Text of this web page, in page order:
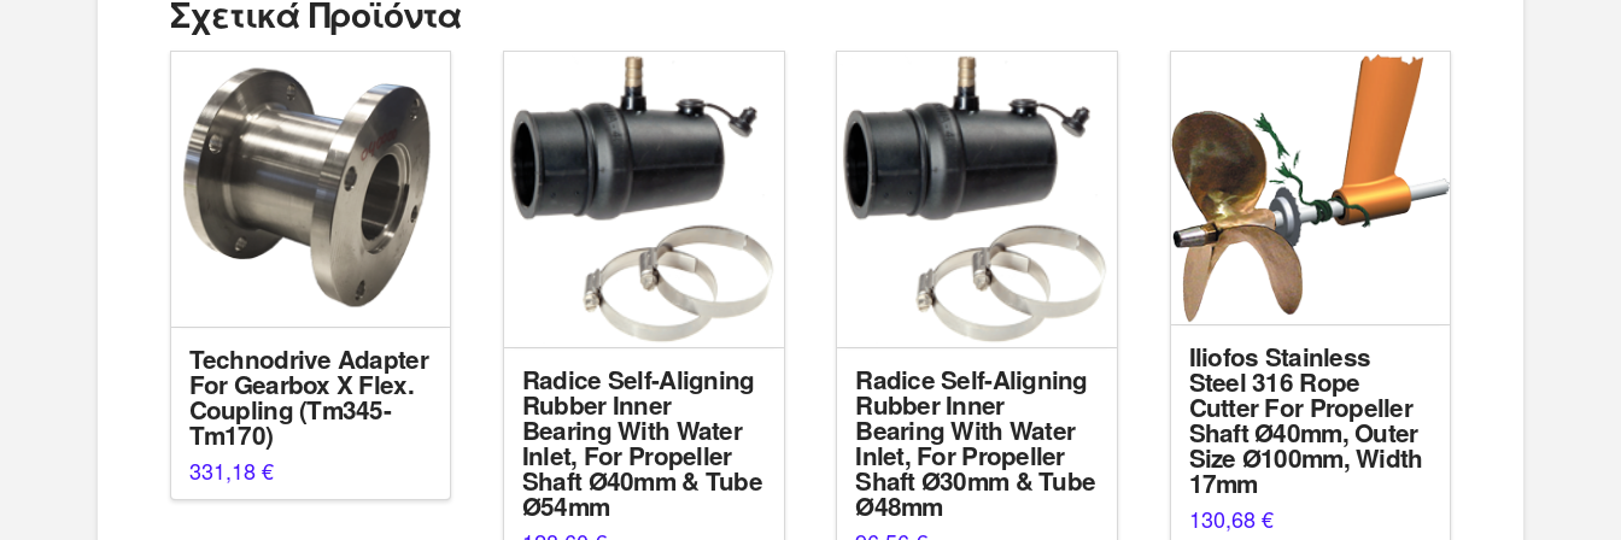
Σχετικά Προϊόντα
Technodrive Adapter
For Gearbox X Flex.
Coupling (Tm345-
Tm170)
331,18€
Radice Self-Aligning
Rubber Inner
Bearing With Water
Inlet, For Propeller
Shaft Ø40mm & Tube
Ø54mm
Radice Self-Aligning
Rubber Inner
Bearing With Water
Inlet, For Propeller
Shaft Ø30mm & Tube
Ø48mm
Iliofos Stainless
Steel 316 Rope
Cutter For Propeller
Shaft Ø40mm, Outer
Size Ø100mm, Width
17mm
130,68€